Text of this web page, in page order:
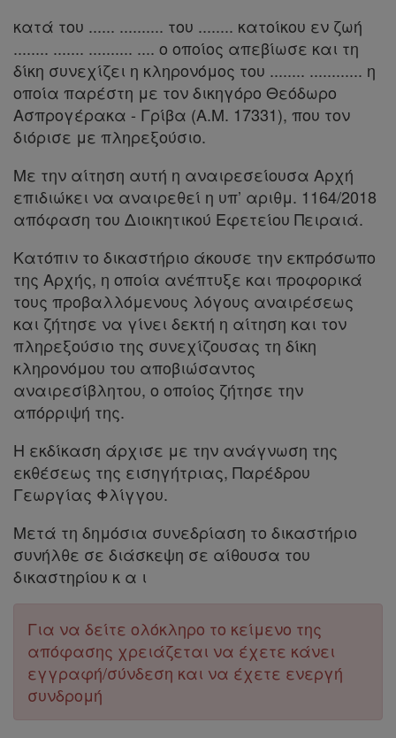
Πληροφορίες
Εταιρεία
Επικοινωνία
Όροι
χρήσης
Πολιτική
απορρήτου
και
cookies
Απόκτηση
Συνδρομής
συνδρομή
Ομαδικά
πακέτα
Παροχές
σε
συνδρομητές
κατά του ...... .......... του ........ κατοίκου εν ζωή
........ ....... .......... .... ο οποίος απεβίωσε και τη
δίκη συνεχίζει η κληρονόμος του ........ ............ η
οποία παρέστη με τον δικηγόρο Θεόδωρο
Ασπρογέρακα - Γρίβα (Α.Μ. 17331), που τον
διόρισε με πληρεξούσιο.
Με την αίτηση αυτή η αναιρεσείουσα Αρχή
επιδιώκει να αναιρεθεί η υπ’ αριθμ. 1164/2018
απόφαση του Διοικητικού Εφετείου Πειραιά.
Κατόπιν το δικαστήριο άκουσε την εκπρόσωπο
της Αρχής, η οποία ανέπτυξε και προφορικά
τους προβαλλόμενους λόγους αναιρέσεως
και ζήτησε να γίνει δεκτή η αίτηση και τον
πληρεξούσιο της συνεχίζουσας τη δίκη
κληρονόμου του αποβιώσαντος
αναιρεσίβλητου, ο οποίος ζήτησε την
απόρριψή της.
Η εκδίκαση άρχισε με την ανάγνωση της
εκθέσεως της εισηγήτριας, Παρέδρου
Γεωργίας Φλίγγου.
Μετά τη δημόσια συνεδρίαση το δικαστήριο
συνήλθε σε διάσκεψη σε αίθουσα του
δικαστηρίου κ α ι
Για να δείτε ολόκληρο το κείμενο της
απόφασης χρειάζεται να έχετε κάνει
εγγραφή/σύνδεση και να έχετε ενεργή
συνδρομή